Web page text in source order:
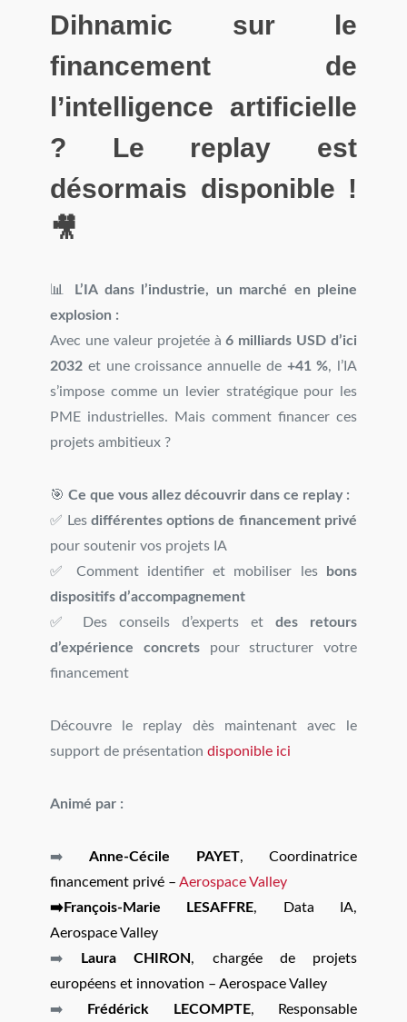
Dihnamic sur le
financement de
l’intelligence artificielle
? Le replay est
désormais disponible !
🎥
📊
L’IA dans l’industrie, un marché en pleine
explosion :
Avec une valeur projetée à6 milliards USD d’ici
2032 et une croissance annuelle de +41 %, l’IA
s’impose comme un levier stratégique pour les
PME industrielles. Mais comment financer ces
projets ambitieux ?
🎯 Ce que vous allez découvrir dans ce replay :
✅ Les différentes options de financement privé
pour soutenir vos projets IA
✅ Comment identifier et mobiliser les
bons
dispositifs d’accompagnement
✅ Des conseils d’experts et des retours
d’expérience concretspour structurer votre
financement
Découvre le replay dès maintenant avec le
support de présentation disponible ici
Animé par :
➡️ Anne-Cécile PAYET, Coordinatrice
financement privé – Aerospace Valley
➡️François-Marie LESAFFRE, Data IA,
Aerospace Valley
➡️
Laura CHIRON, chargée de projets
européens et innovation – Aerospace Valley
➡️
Frédérick LECOMPTE, Responsable